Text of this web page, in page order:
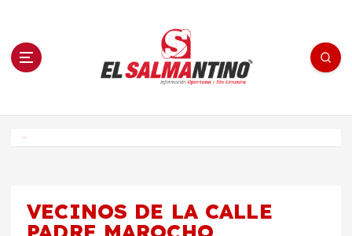
n El Salmantino - medios/noticias/editorial
VECINOS DE LA CALLE